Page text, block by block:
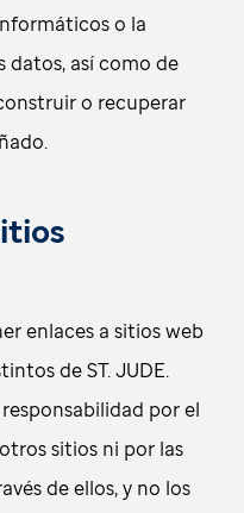
o la
así como de
o recuperar
enlaces a sitios web
de ST. JUDE.
por el
sitios ni por las
de ellos, y no los